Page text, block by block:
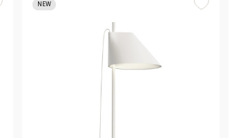
NEW